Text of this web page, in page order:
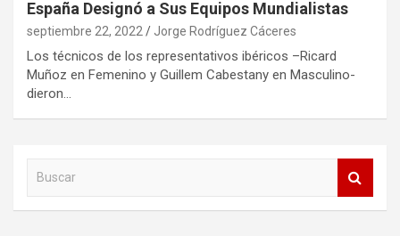
España Designó a Sus Equipos Mundialistas
septiembre 22, 2022 Jorge Rodríguez Cáceres
Los técnicos de los representativos ibéricos –Ricard
Muñoz en Femenino y Guillem Cabestany en Masculino-
dieron…